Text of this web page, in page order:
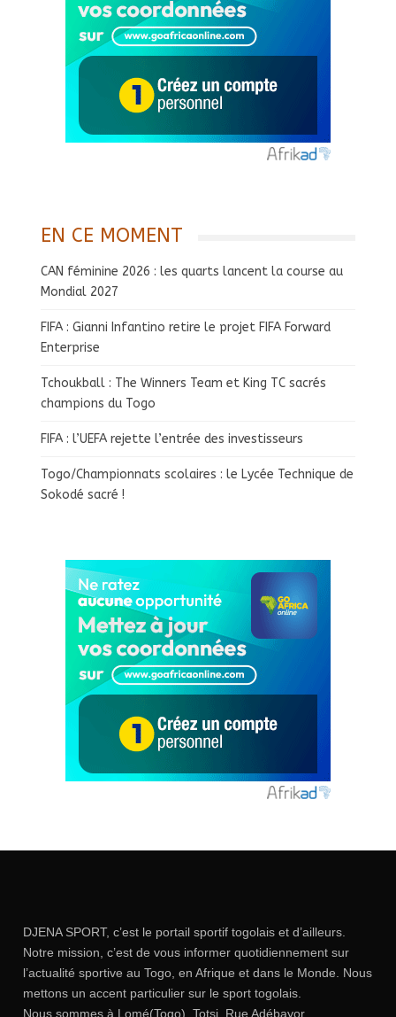
EN CE MOMENT
CAN féminine 2026 : les quarts lancent la course au
Mondial 2027
FIFA : Gianni Infantino retire le projet FIFA Forward
Enterprise
Tchoukball : The Winners Team et King TC sacrés
champions du Togo
FIFA : l’UEFA rejette l’entrée des investisseurs
Togo/Championnats scolaires : le Lycée Technique de
Sokodé sacré !
DJENA SPORT, c’est le portail sportif togolais et d’ailleurs.
Notre mission, c’est de vous informer quotidiennement sur
l’actualité sportive au Togo, en Afrique et dans le Monde. Nous
mettons un accent particulier sur le sport togolais.
Nous sommes à Lomé(Togo), Totsi, Rue Adébayor